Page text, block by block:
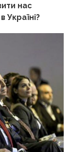
нас
Україні?